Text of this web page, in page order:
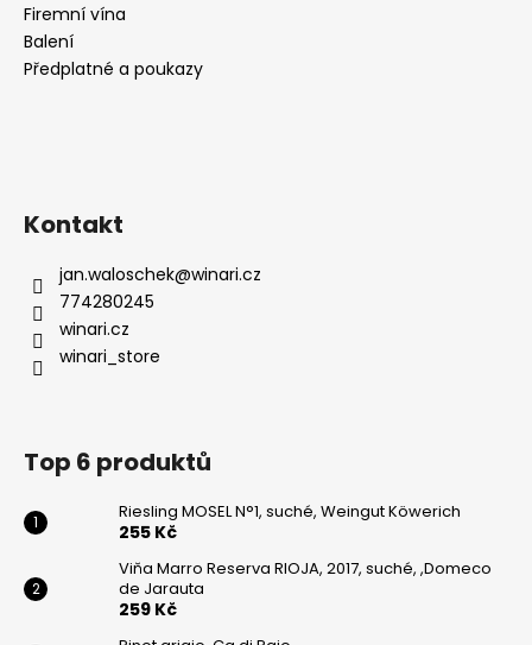
Firemní vína
Balení
Předplatné a poukazy
Kontakt
jan.waloschek@winari.cz
774280245
winari.cz
winari_store
Top 6 produktů
Riesling MOSEL N°1, suché, Weingut Köwerich
255 Kč
Viňa Marro Reserva RIOJA, 2017, suché, ,Domeco
de Jarauta
259 Kč